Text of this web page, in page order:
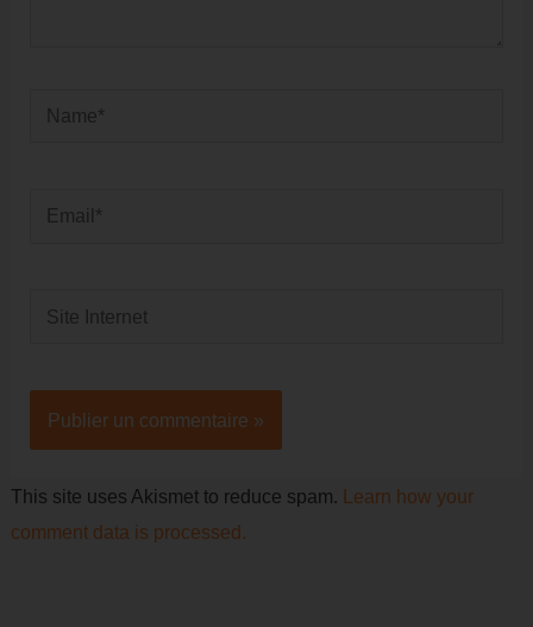
Name*
Email*
Site
This site uses Akismet to reduce spam. Learn how your
comment data is processed.